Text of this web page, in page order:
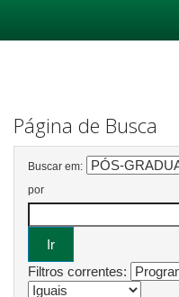
Página de Busca
Buscar em:
por
Filtros correntes: